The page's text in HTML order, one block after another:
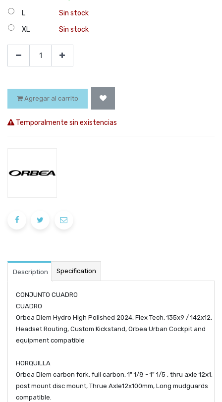
L
Sin stock
XL
Sin stock
Agregar al carrito
Temporalmente sin existencias
Description Specification
CONJUNTO CUADRO
CUADRO
Orbea Diem Hydro High Polished 2024, Flex Tech, 135x9 / 142x12,
Headset Routing, Custom Kickstand, Orbea Urban Cockpit and
equipment compatible
HORQUILLA
Orbea Diem carbon fork, full carbon, 1" 1/8 - 1" 1/5 , thru axle 12x1,
post mount disc mount, Thrue Axle12x100mm, Long mudguards
compatible.